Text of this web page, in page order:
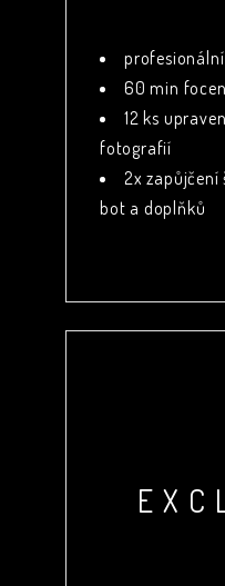
60 min
12 ks
fotografií
2x zapůjčení
bot a doplňků